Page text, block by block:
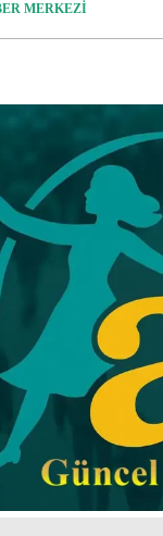
MERKEZI